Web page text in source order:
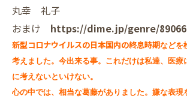
丸幸 礼子
おまけ https://dime.jp/genre/
新型コロナウイルスの日本国内の終息時期などを
考えました。今出来る事。これだけは私達、医療
に考えないといけない。
心の中では、相当な葛藤がありました。嫌な表現